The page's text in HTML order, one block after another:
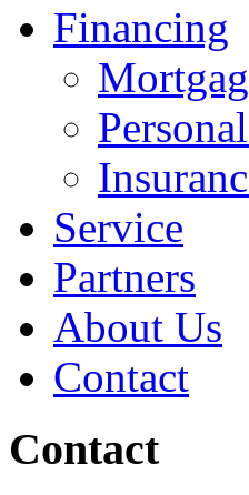
Financing
Service
Partners
About Us
Contact
Contact